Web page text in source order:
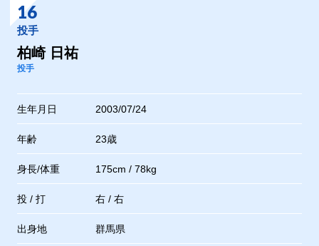
16
投手
柏崎 日祐
投手
生年月日 2003/07/24
年齢 23歳
身長/体重 175cm / 78kg
投 / 打 右 / 右
出身地 群馬県